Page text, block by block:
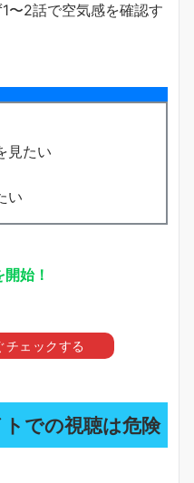
〜2話で空気感を確認す
見たい
い
始！
ェックする
での視聴は危険